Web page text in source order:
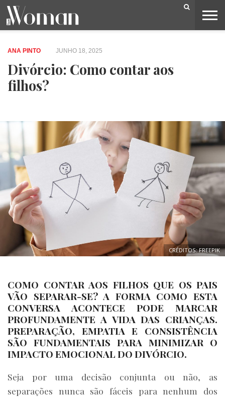
BELEZA
CAPA
LIFESTYLE
MODA
OPINIÃO
PESSOAS
SOCIEDADE
VIDEOS
ANA PINTO JUNHO 18, 2025
Divórcio: Como contar aos
filhos?
CRÉDITOS: FREEPIK
COMO CONTAR AOS FILHOS QUE OS PAIS
VÃO SEPARAR-SE? A FORMA COMO ESTA
CONVERSA ACONTECE PODE MARCAR
PROFUNDAMENTE A VIDA DAS CRIANÇAS.
PREPARAÇÃO, EMPATIA E CONSISTÊNCIA
SÃO FUNDAMENTAIS PARA MINIMIZAR O
IMPACTO EMOCIONAL DO DIVÓRCIO.
Seja por uma decisão conjunta ou não, as
separações nunca são fáceis para nenhum dos